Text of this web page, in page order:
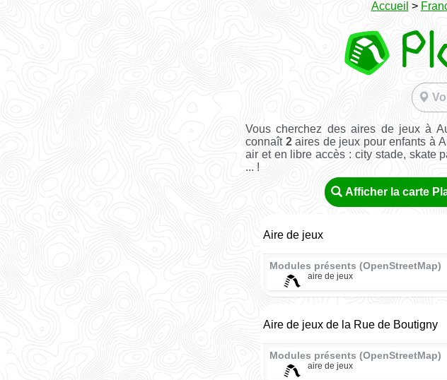
Accueil >
Vous cherchez des aires de jeux à
connaît 2aires de jeux pour enfants à
air et en libre accès : city stade, skate
... !
Afficher la carte
Aire de jeux
Modules présents (OpenStreetMap)
aire de jeux
Aire de jeux de la Rue de Boutigny
Modules présents (OpenStreetMap)
aire de jeux